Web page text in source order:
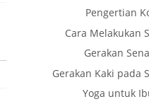
Pengertian
Cara Melakukan
Gerakan
Gerakan Kaki pada
Yoga untuk